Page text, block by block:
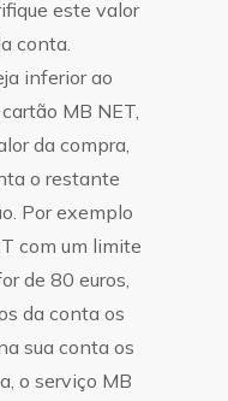
este valor
conta.
inferior ao
MB NET,
da compra,
o restante
Por exemplo
com um limite
de 80 euros,
da conta os
sua conta os
o serviço MB